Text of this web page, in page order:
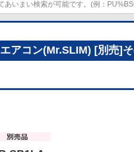
アコン(Mr.SLIM) [別売]